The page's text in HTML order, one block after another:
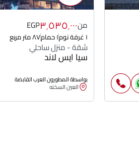
من٣٬٥٣٥٬٠٠٠EGP
١ غرفة نوم ١ حمام ٨٧ متر مربع
شقة - منزل ساحلي
سيا ايس لاند
بواسطة المطورون العرب القابضة
العين السخنه